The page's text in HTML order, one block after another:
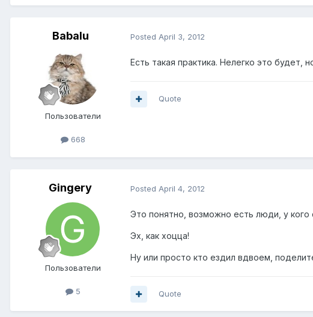
Babalu
Пользователи
668
Posted April 3, 2012
Есть такая практика. Нелегко это будет,
Quote
Gingery
Пользователи
5
Posted April 4, 2012
Это понятно, возможно есть люди, у кого
Эх, как хоцца!
Ну или просто кто ездил вдвоем,
Quote